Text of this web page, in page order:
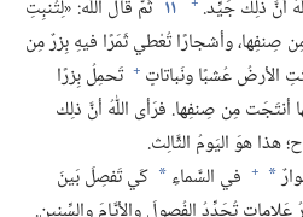
أنَّ ذلِك جَيِّد.‏ ١١ ثُمَّ قالَ اللّٰه:‏ «لِتُنبِتِ
صِنفِها،‏ وأشجارًا تُعْطي ثَمَرًا فيهِ بِزرٌ مِن
الأرضُ عُشبًا ونَباتاتٍ + تَحمِلُ بِزرًا
أنتَجَت مِن صِنفِها.‏ فرَأى اللّٰهُ أنَّ ذلِك
هذا هوَ اليَومُ الثَّالِث.‏
*
+ في السَّماءِ * كَي تَفصِلَ بَينَ